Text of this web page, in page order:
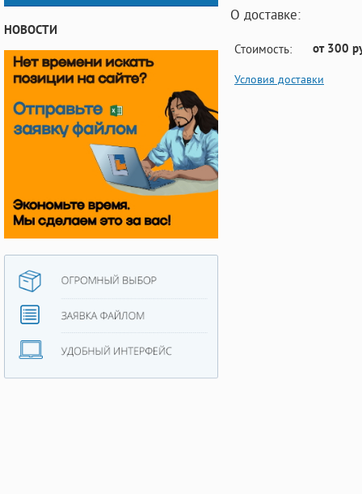
НОВОСТИ
О доставке:
Стоимость: от 300
Условия доставки